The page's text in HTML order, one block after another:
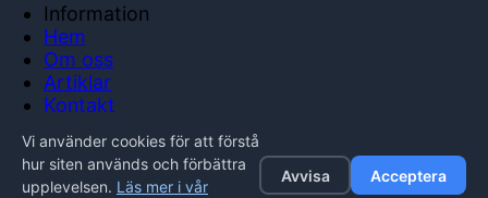
Information
Hem
Om oss
Artiklar
Kontakt
Integritetspolicy
Vi använder cookies för att förstå
hur siten används och förbättra
upplevelsen. Läs mer i vår
Avvisa Acceptera